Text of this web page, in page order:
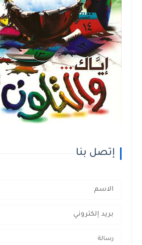
إتصل بنا